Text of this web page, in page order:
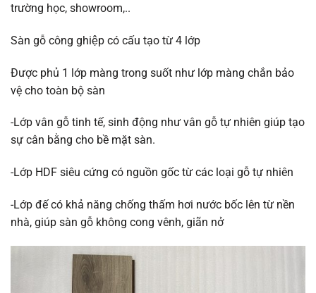
trường học, showroom,..
Sàn gỗ công ghiệp có cấu tạo từ 4 lớp
Được phủ 1 lớp màng trong suốt như lớp màng chắn bảo
vệ cho toàn bộ sàn
-Lớp vân gỗ tinh tế, sinh động như vân gỗ tự nhiên giúp tạo
sự cân bằng cho bề mặt sàn.
-Lớp HDF siêu cứng có nguồn gốc từ các loại gỗ tự nhiên
-Lớp đế có khả năng chống thấm hơi nước bốc lên từ nền
nhà, giúp sàn gỗ không cong vênh, giãn nở